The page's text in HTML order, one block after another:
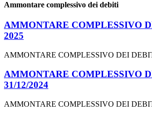
Ammontare complessivo dei debiti
AMMONTARE COMPLESSIVO
2025
AMMONTARE COMPLESSIVO DEI
AMMONTARE COMPLESSIVO
31/12/2024
AMMONTARE COMPLESSIVO DEI